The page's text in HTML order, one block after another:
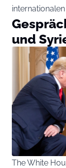
und
The White